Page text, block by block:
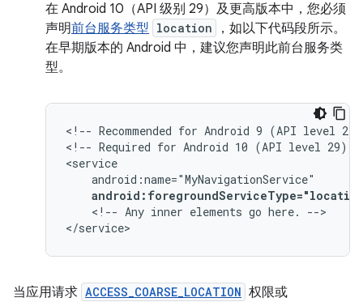
在 Android 10（API 级别 29）及更高版本中，您必须
声明前台服务类型 location
，如以下代码段所示。
在早期版本的 Android 中，建议您声明此前台服务类
型。
<!-- Recommended for Android 9 (API level 28)
<!-- Required for Android 10 (API level 29)
<!-- Any inner elements go here.
-->
</service>
当应用请求 ACCESS_COARSE_LOCATION 权限或